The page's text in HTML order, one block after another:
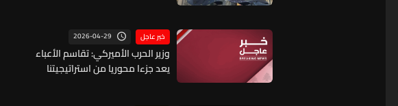
خبر عاجل 2026-04-29
وزير الحرب الأميركي: تقاسم الأعباء
يعد جزءا محوريا من استراتيجيتنا